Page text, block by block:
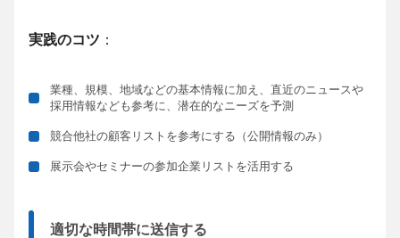
実践のコツ ：
業種、規模、地域などの基本情報に加え、直近のニュースや
採用情報なども参考に、潜在的なニーズを予測
競合他社の顧客リストを参考にする（公開情報のみ）
展示会やセミナーの参加企業リストを活用する
適切な時間帯に送信する